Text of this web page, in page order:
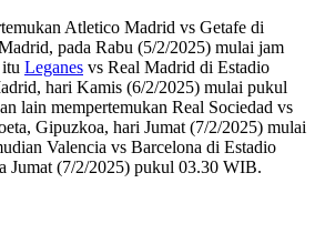
Atletico Madrid vs Getafe di
pada Rabu (5/2/2025) mulai jam
Leganes vs Real Madrid di Estadio
hari Kamis (6/2/2025) mulai pukul
lain mempertemukan Real Sociedad vs
Gipuzkoa, hari Jumat (7/2/2025) mulai
Valencia vs Barcelona di Estadio
Jumat (7/2/2025) pukul 03.30 WIB.